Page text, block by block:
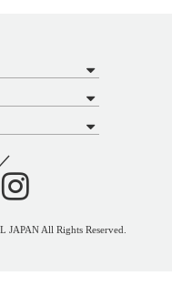
All Rights Reserved.